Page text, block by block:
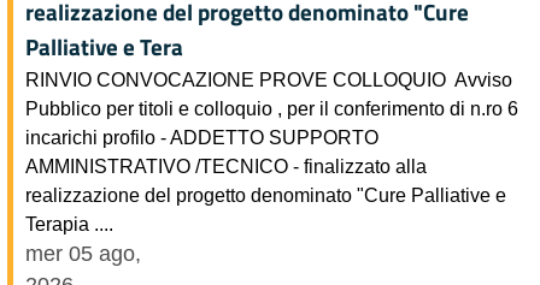
realizzazione del progetto denominato "Cure
Palliative e Tera
RINVIO CONVOCAZIONE PROVE COLLOQUIO Avviso
Pubblico per titoli e colloquio , per il conferimento di n.ro 6
incarichi profilo - ADDETTO SUPPORTO
AMMINISTRATIVO /TECNICO - finalizzato alla
realizzazione del progetto denominato "Cure Palliative e
Terapia ....
mer 05 ago,